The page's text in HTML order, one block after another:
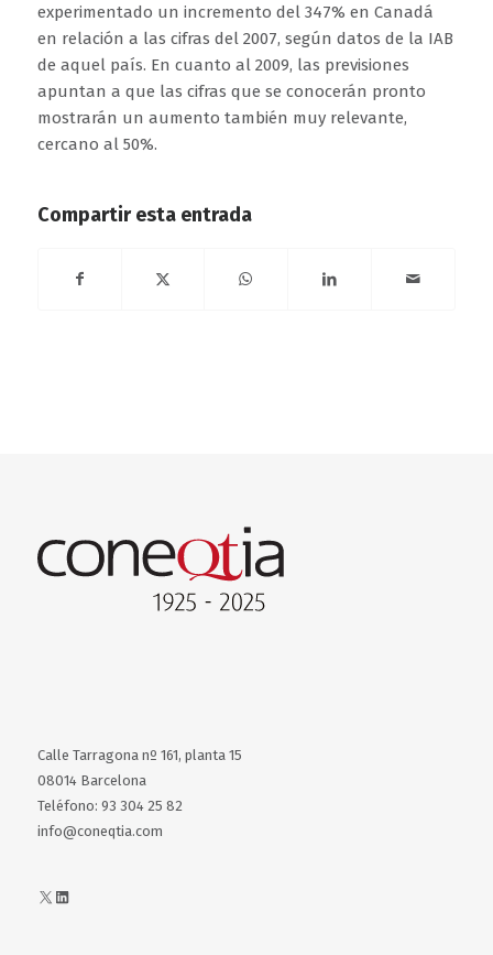
experimentado un incremento del 347% en Canadá
en relación a las cifras del 2007, según datos de la IAB
de aquel país. En cuanto al 2009, las previsiones
apuntan a que las cifras que se conocerán pronto
mostrarán un aumento también muy relevante,
cercano al 50%.
Compartir esta entrada
Calle Tarragona nº 161, planta 15
08014 Barcelona
Teléfono: 93 304 25 82
info@coneqtia.com
X LinkedIn